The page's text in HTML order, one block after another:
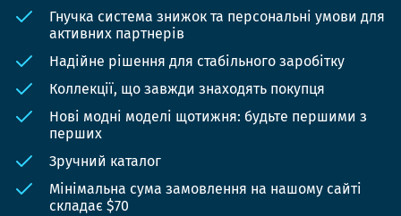
Гнучка система знижок та персональні умови для
активних партнерів
Надійне рішення для стабільного заробітку
Коллекції, що завжди знаходять покупця
Нові модні моделі щотижня: будьте першими з
перших
Зручний каталог
Мінімальна сума замовлення на нашому сайті
складає $70